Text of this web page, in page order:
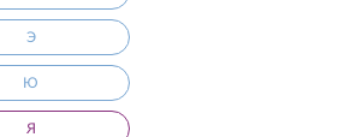
Э
Ю
Я